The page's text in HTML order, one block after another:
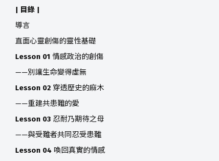
| 目錄 |
導言
直面心靈創傷的靈性基礎
Lesson 01 情感政治的創傷
——別讓生命變得虛無
Lesson 02 穿透歷史的麻木
——重建共患難的愛
Lesson 03 忍耐乃期待之母
——與受難者共同忍受患難
Lesson 04 喚回真實的情感